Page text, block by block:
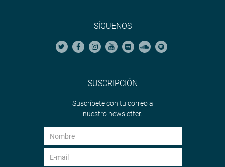
SÍGUENOS
SUSCRIPCIÓN
Suscríbete con tu correo a
nuestro newsletter.